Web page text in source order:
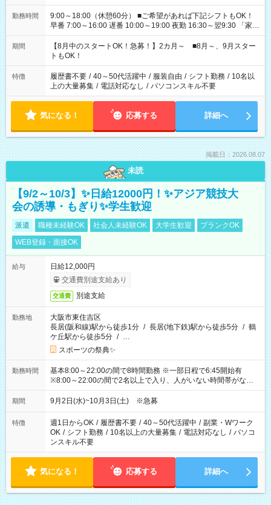
勤務時間
9:00～18:00（休憩60分） ■ご希望があれば下記シフトもOK！
早番 7:00～16:00 遅番 10:00～19:00 夜勤 16:30～翌9:30 「家族
と休みを合わせたい」 「余裕を持って夕飯の準備がしたい」
「できれば残業はしたくない」 など、ご希望を教えてください
ね。 ※Wワーク希望の方へ 今ご覧のお仕事で希望する勤務時間
と、もう1つのお仕事の勤務時間。 合計で週40時間を超える場
合は応募できません。
期間
【8月中のスタートOK！急募！】2カ月～ ■8月～、9月スター
トもOK！
特徴 履歴書不要 / 40～50代活躍中 / 服装自由 / シフト勤務 / 10名以
上の大量募集 / 電話対応なし / パソコンスキル不要
気になる！ 応募する 詳細へ
掲載日：2026.08.07
未読
【9/2～10/3】✨日給12000円！✨アジア競技大
会の誘導・もぎり✨学生歓迎
派遣 職種未経験OK 社会人未経験OK 大学生歓迎
ブランクOK
WEB登録・面接OK
給与
日給12,000円
交通費別途支給あり
交通費 別途支給
勤務地
大阪市東住吉区
長居(阪和線)駅から徒歩1分 / 長居(地下鉄)駅から徒歩5分 / 鶴
ケ丘駅から徒歩5分 / …
スポーツの祭典✨
勤務時間
基本8:00～22:00の間で8時間勤務 ※一部日程で6:45開始有
※8:00～22:00の間で2名以上で入り、人がいない時間帯がない
ように相方と時間を分け合うイメージです
期間 9月2日(水)~10月3日(土) ※急募
特徴 週1日からOK / 履歴書不要 / 40～50代活躍中 / 副業・Wワーク
OK / シフト勤務 / 10名以上の大量募集 / 電話対応なし / パソコ
ンスキル不要
気になる！ 応募する 詳細へ